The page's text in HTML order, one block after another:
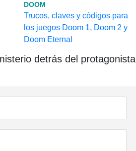
DOOM
Trucos, claves y códigos para
los juegos Doom 1, Doom 2 y
Doom Eternal
detrás del protagonista